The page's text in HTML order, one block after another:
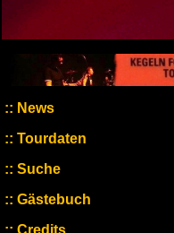
News
Tourdaten
Suche
Gästebuch
Credits